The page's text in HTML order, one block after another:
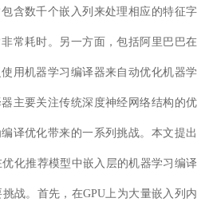
含数千个嵌入列来处理相应的特征字
常耗时。 另一方面，包括阿里巴巴在
用机器学习编译器来自动优化机器学
主要关注传统深度神经网络结构的优
译优化带来的一系列挑战。本文提出
化推荐模型中嵌入层的机器学习 编译
战。首先，在GPU上为大量嵌入列内